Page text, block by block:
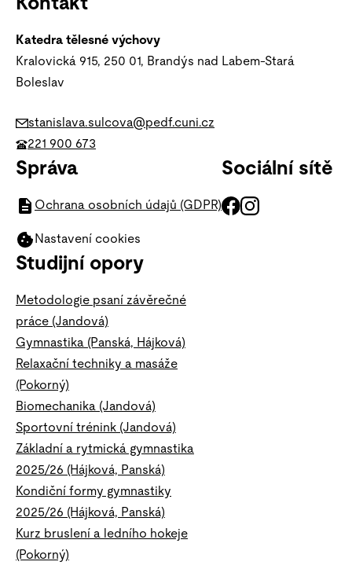
Katedra tělesné výchovy
Kralovická 915, 250 01, Brandýs nad Labem-Stará
Boleslav
stanislava.sulcova@pedf.cuni.cz
221 900 673
Správa
Ochrana osobních údajů (GDPR)
Nastavení cookies
Sociální sítě
Studijní opory
Metodologie psaní závěrečné
práce (Jandová)
Gymnastika (Panská, Hájková)
Relaxační techniky a masáže
(Pokorný)
Biomechanika (Jandová)
Sportovní trénink (Jandová)
Základní a rytmická gymnastika
2025/26 (Hájková, Panská)
Kondiční formy gymnastiky
2025/26 (Hájková, Panská)
Kurz bruslení a ledního hokeje
(Pokorný)